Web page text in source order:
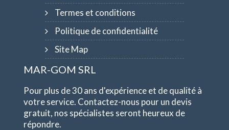
Termes et conditions
Politique de confidentialité
Site Map
MAR-GOM SRL
Pour plus de 30 ans d'expérience et de qualité à
votre service. Contactez-nous pour un devis
gratuit, nos spécialistes seront heureux de
répondre.